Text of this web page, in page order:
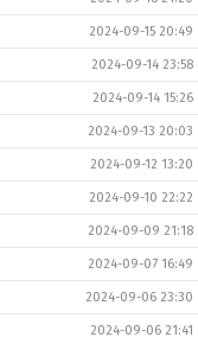
2024-09-15 20:49
2024-09-14 23:58
2024-09-14 15:26
2024-09-13 20:03
2024-09-12 13:20
2024-09-10 22:22
2024-09-09 21:18
2024-09-07 16:49
2024-09-06 23:30
2024-09-06 21:41